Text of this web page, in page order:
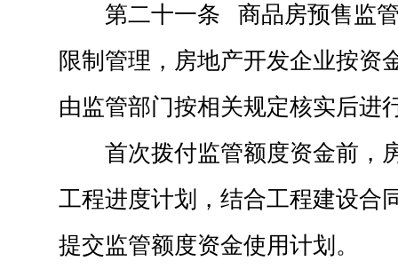
第二十一条 商品房预售监
限制管理，房地产开发企业按资
由监管部门按相关规定核实后进
首次拨付监管额度资金前，
工程进度计划，结合工程建设合
提交监管额度资金使用计划。